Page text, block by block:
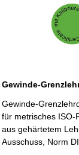
Gewinde-
für metrisches ISO-
aus gehärtetem
Ausschuss, Norm